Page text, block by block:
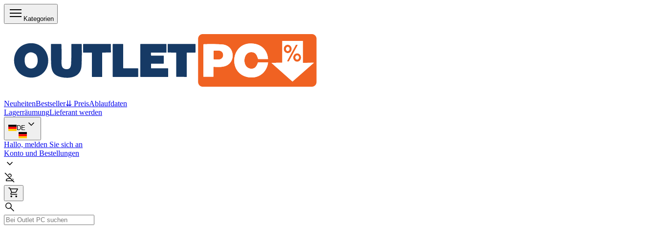
Kategorien
NeuheitenBestseller⇊ PreisAblaufdaten
LagerräumungLieferant werden
DE
Hallo, melden Sie sich an
Konto und Bestellungen